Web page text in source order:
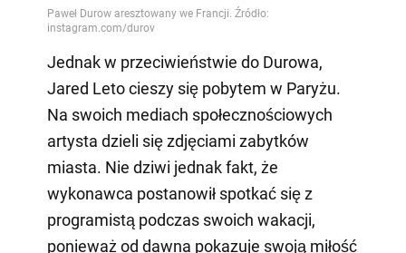
Jednak w przeciwieństwie do Durowa,
Jared Leto cieszy się pobytem w Paryżu.
Na swoich mediach społecznościowych
artysta dzieli się zdjęciami zabytków
miasta. Nie dziwi jednak fakt, że
wykonawca postanowił spotkać się z
programistą podczas swoich wakacji,
ponieważ od dawna pokazuje swoją miłość